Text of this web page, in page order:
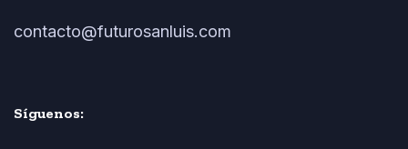
contacto@futurosanluis.com
Síguenos: